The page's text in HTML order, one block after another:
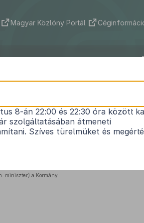
Magyar Közlöny Portál
28.) Korm. rendelet
miniszter feladat- és
2009. 10. 01. – 2010. 06. 30.
miniszter) a Kormány
8-án 22:00 és 22:30 óra között
szolgáltatásában átmeneti
Szíves türelmüket és